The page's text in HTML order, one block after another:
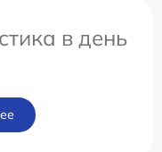
в день